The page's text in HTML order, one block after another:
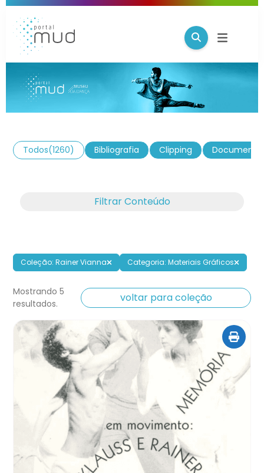
Todos(1260) Bibliografia Clipping
Filtrar Conteúdo
Coleção: Rainer Vianna Categoria: Materiais Gráficos
Mostrando 5
resultados.
voltar para coleção